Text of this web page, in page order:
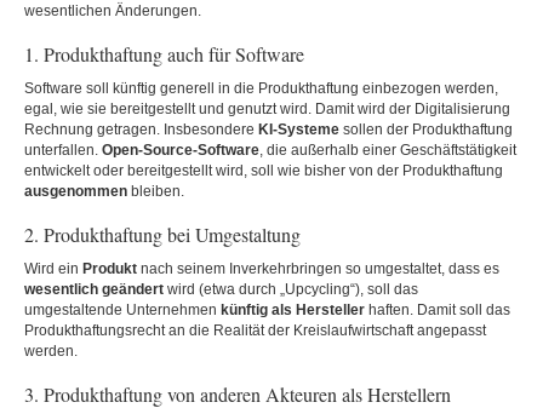
wesentlichen Änderungen.
1. Produkthaftung auch für Software
Software soll künftig generell in die Produkthaftung einbezogen werden,
egal, wie sie bereitgestellt und genutzt wird. Damit wird der Digitalisierung
Rechnung getragen. Insbesondere KI-Systeme sollen der Produkthaftung
unterfallen. Open-Source-Software, die außerhalb einer Geschäftstätigkeit
entwickelt oder bereitgestellt wird, soll wie bisher von der Produkthaftung
ausgenommen bleiben.
2. Produkthaftung bei Umgestaltung
Wird ein Produkt nach seinem Inverkehrbringen so umgestaltet, dass es
wesentlich geändert wird (etwa durch „Upcycling“), soll das
umgestaltende Unternehmen künftig als Hersteller haften. Damit soll das
Produkthaftungsrecht an die Realität der Kreislaufwirtschaft angepasst
werden.
3. Produkthaftung von anderen Akteuren als Herstellern